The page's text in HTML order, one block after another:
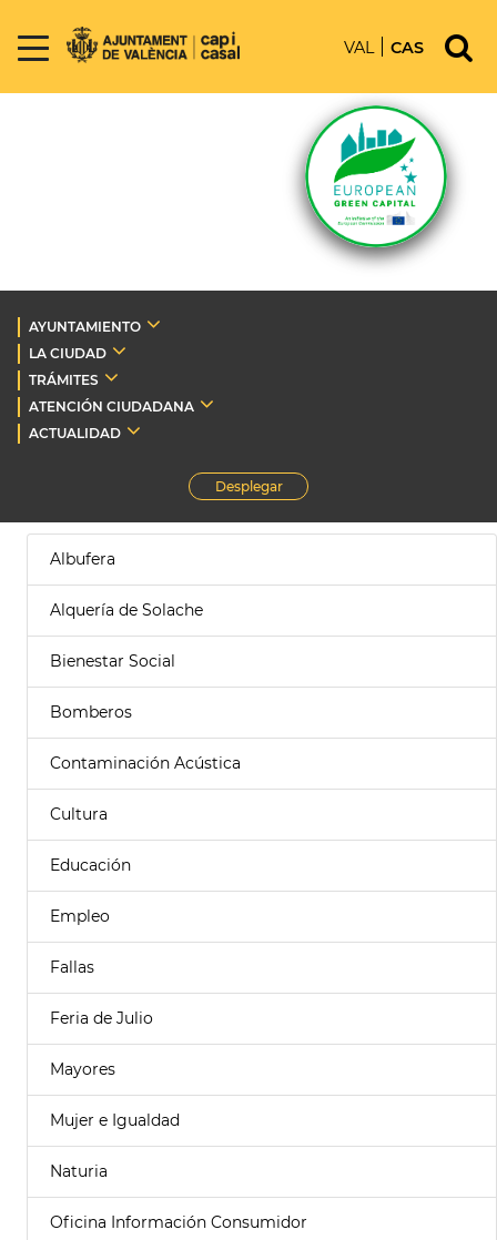
VAL CAS
AYUNTAMIENTO
LA CIUDAD
TRÁMITES
ATENCIÓN CIUDADANA
ACTUALIDAD
Desplegar
Albufera
Alquería de Solache
Bienestar Social
Bomberos
Contaminación Acústica
Cultura
Educación
Empleo
Fallas
Feria de Julio
Mayores
Mujer e Igualdad
Naturia
Oficina Información Consumidor